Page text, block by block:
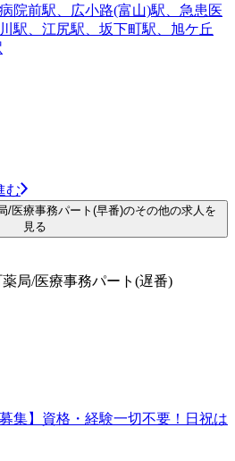
院前駅、広小路(富山)駅、急患医
駅、江尻駅、坂下町駅、旭ケ丘
む
/医療事務パート(早番)のその他の求人を
見る
局/医療事務パート(遅番)
集】資格・経験一切不要！日祝は